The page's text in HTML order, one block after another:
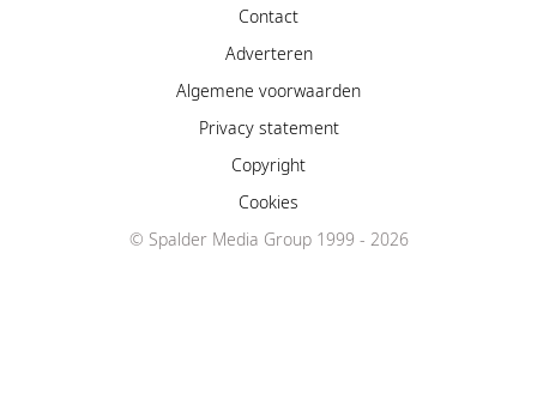
Contact
Adverteren
Algemene voorwaarden
Privacy statement
Copyright
Cookies
© Spalder Media Group 1999 - 2026